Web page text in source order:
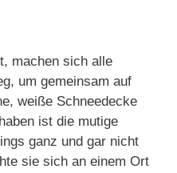
machen sich alle
um gemeinsam auf
weiße Schneedecke
ist die mutige
ganz und gar nicht
sie sich an einem Ort